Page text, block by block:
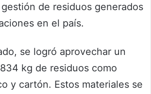
de residuos generados
en el país.
se logró aprovechar un
kg de residuos como
y cartón. Estos materiales se